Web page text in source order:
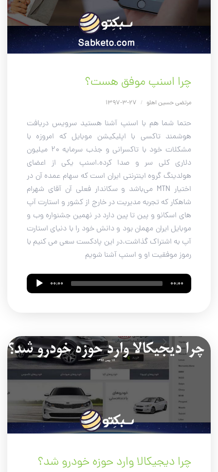
چرا اسنپ موفق هست؟
مرتضی حسین اهلو /
حتما شما هم با اسنپ آشنا هستید سرویس دریافت
هوشمند تاکسی با اپلیکیشن موبایل که امروزه با
مشکلات خود با تاکسرانی و جذب سرمایه ۲۰ میلیون
دلاری کلی سر و صدا کرده.اسنپ یکی از اعضای
هولدینگ گروه اینترنتی ایران است که سهام عمده آن در
اختیار MTN می‌باشد و سکاندار فعلی آن آقای شهرام
شاهکار که تجربه مدیریت در خارج از کشور و استارت آپ
های اسکانو و پین تا پین دارد در نهمین جشنواره وب و
موبایل ایران مهمان بود و دانش خود را با دنیای استارت
آپ به اشتراک گذاشت.در این پادکست سعی می کنیم با
رموز موفقیت او و اسنپ آشنا شویم
Audio
Player
00:00 00:00
چرا دیجیکالا وارد حوزه خودرو شد؟